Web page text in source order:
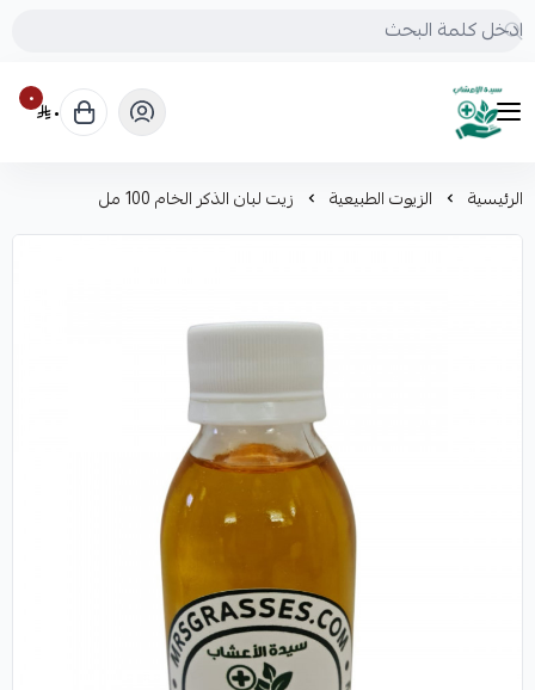
mrs.grasses
٠ ٠
الرئيسية الزيوت الطبيعية زيت لبان الذكر الخام 100 مل